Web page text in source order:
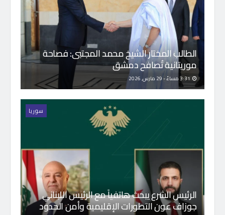
الطالب المختار الشيخ محمد المجتبى: فصاحة
موريتانية تُصافح دمشق
سوريا
الرئيس الشرع يبحث هاتفياً مع الرئيس اللبناني
جوزاف عون التطورات الإقليمية وأمن الحدود